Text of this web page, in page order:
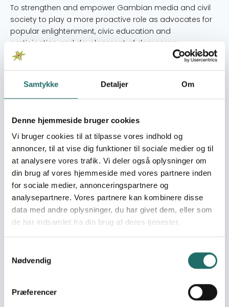
Samtykke Detaljer Om
Denne hjemmeside bruger cookies
Vi bruger cookies til at tilpasse vores indhold og
annoncer, til at vise dig funktioner til sociale medier og til
at analysere vores trafik. Vi deler også oplysninger om
din brug af vores hjemmeside med vores partnere inden
for sociale medier, annonceringspartnere og
analysepartnere. Vores partnere kan kombinere disse
data med andre oplysninger, du har givet dem, eller som
de har indsamlet fra din brug af deres tjenester.
Nødvendig
Præferencer
To strengthen and empower Gambian media and civil
society to play a more proactive role as advocates for
popular enlightenment, civic education and
participation and development of democracy.
Umiddelbare mål
approach and introduced entrepreneurial thinking in
board and management – and thus made its
sustainable. 2) GPU has advocated for freedom of
expression and information to the three powers of
estate. 3) GPU has tested an outreach model for
consultancies for in-house capacity development of
media and civil society organizations’ advocacy and
communication.
Målgrupper
GPU's members are the primary target group is
members. However, media practitioners, who are not
benefiting from GPU's work and this project. A secondary
target group is communicators from the civil society
Resume